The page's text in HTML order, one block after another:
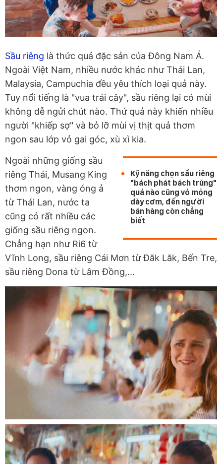
Sầu riêng là thức quả đặc sản của Đông Nam Á.
Ngoài Việt Nam, nhiều nước khác như Thái Lan,
Malaysia, Campuchia đều yêu thích loại quả này.
Tuy nổi tiếng là "vua trái cây", sầu riêng lại có mùi
không dễ ngửi chút nào. Thứ quả này khiến nhiều
người "khiếp sợ" và bỏ lỡ mùi vị thịt quả thơm
ngon sau lớp vỏ gai góc, xù xì kia.
Kỹ năng chọn sầu riêng
"bách phát bách trúng"
quả nào cũng vỏ mỏng
dày cơm, đến người
bán hàng còn chẳng
biết
Ngoài những giống sầu
riêng Thái, Musang King
thơm ngon, vàng óng ả
từ Thái Lan, nước ta
cũng có rất nhiều các
giống sầu riêng ngon.
Chẳng hạn như Ri6 từ
Vĩnh Long, sầu riêng Cái Mơn từ Đăk Lăk, Bến Tre,
sầu riêng Dona từ Lâm Đồng,...